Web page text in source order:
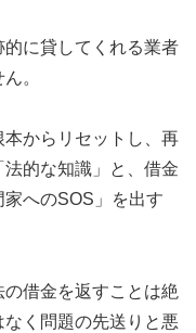
に貸してくれる業者
。
からリセットし、再
的な知識」と、借金
へのSOS」を出す
借金を返すことは絶
く問題の先送りと悪